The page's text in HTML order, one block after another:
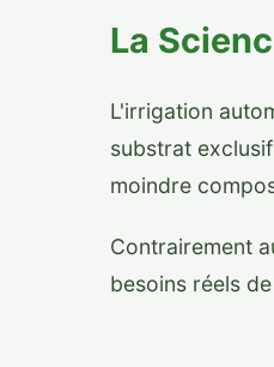
La
L'irrigation
substrat
moindre
Contrairement
besoins réels